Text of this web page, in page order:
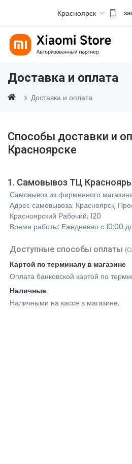
Красноярск
Доставка и оплата
Доставка и оплата
Способы доставки и
Красноярске
1. Самовывоз ТЦ
Самовывоз из фирменного
Адрес самовывоза: Красноярск,
Красноярский Рабочий, 120
Время работы: Ежедневно с 10:00
Доступные способы оплаты
Картой по терминалу в магазине
Оплата банковской картой по
Наличные
Наличными на кассе в магазине.